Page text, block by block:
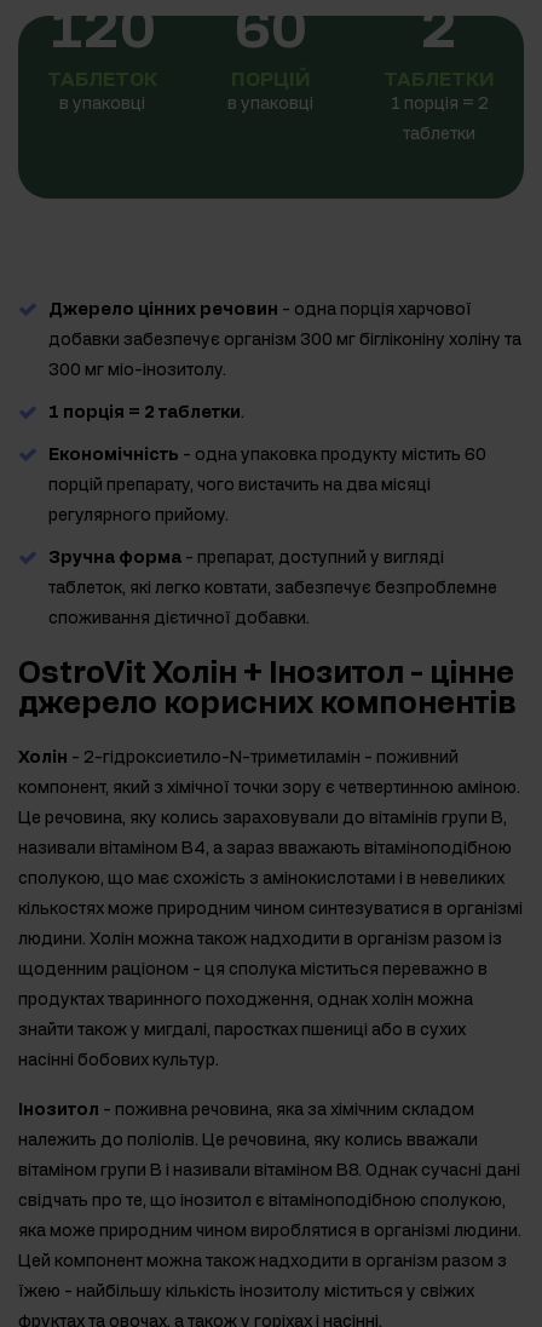
120
ТАБЛЕТОК
в упаковці
60
ПОРЦІЙ
в упаковці
2
ТАБЛЕТКИ
1 порція = 2
таблетки
Джерело цінних речовин - одна порція харчової
добавки забезпечує організм 300 мг бігліконіну холіну та
300 мг міо-інозитолу.
1 порція = 2 таблетки.
Економічність - одна упаковка продукту містить 60
порцій препарату, чого вистачить на два місяці
регулярного прийому.
Зручна форма - препарат, доступний у вигляді
таблеток, які легко ковтати, забезпечує безпроблемне
споживання дієтичної добавки.
OstroVit Холін + Інозитол - цінне
джерело корисних компонентів
Холін - 2-гідроксиетило-N-триметиламін - поживний
компонент, який з хімічної точки зору є четвертинною аміною.
Це речовина, яку колись зараховували до вітамінів групи В,
називали вітаміном В4, а зараз вважають вітаміноподібною
сполукою, що має схожість з амінокислотами і в невеликих
кількостях може природним чином синтезуватися в організмі
людини. Холін можна також надходити в організм разом із
щоденним раціоном - ця сполука міститься переважно в
продуктах тваринного походження, однак холін можна
знайти також у мигдалі, паростках пшениці або в сухих
насінні бобових культур.
Інозитол - поживна речовина, яка за хімічним складом
належить до поліолів. Це речовина, яку колись вважали
вітаміном групи В і називали вітаміном В8. Однак сучасні дані
свідчать про те, що інозитол є вітаміноподібною сполукою,
яка може природним чином вироблятися в організмі людини.
Цей компонент можна також надходити в організм разом з
їжею - найбільшу кількість інозитолу міститься у свіжих
фруктах та овочах, а також у горіхах і насінні.